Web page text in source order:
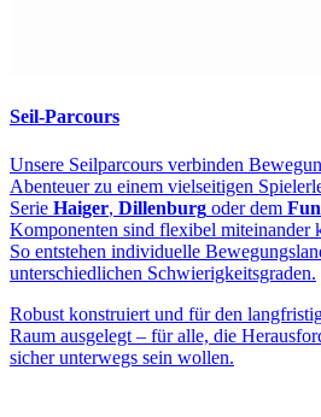
Seil-Parcours
Unsere Seilparcours verbinden
Abenteuer zu einem vielseitigen
Serie Haiger, Dillenburg oder dem
Komponenten sind flexibel miteinander
So entstehen individuelle
unterschiedlichen Schwierigkeitsgraden.
Robust konstruiert und für den
Raum ausgelegt – für alle, die
sicher unterwegs sein wollen.